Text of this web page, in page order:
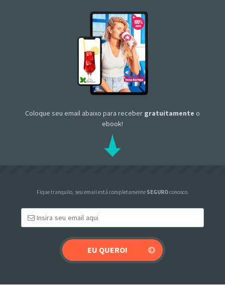
Coloque seu email abaixo para receber gratuitamente o
ebook!
Fique tranquilo, seu email está completamente SEGUROconosco.